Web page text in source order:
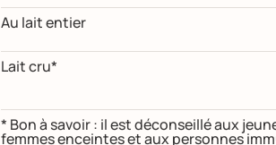
Au lait entier
Lait cru*
* Bon à savoir : il est déconseillé aux
femmes enceintes et aux personnes